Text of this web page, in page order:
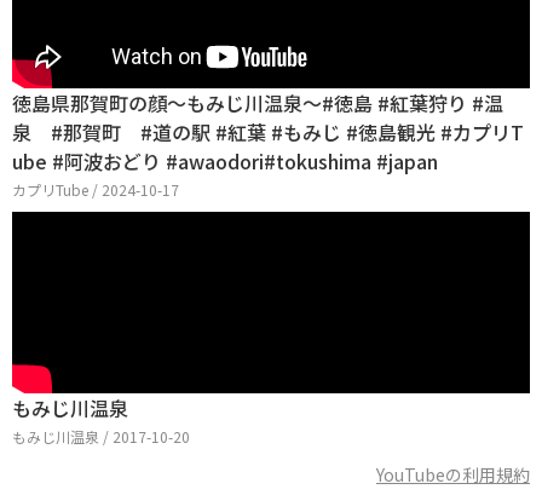
徳島県那賀町の顔～もみじ川温泉～#徳島 #紅葉狩り #温
泉 #那賀町 #道の駅 #紅葉 #もみじ #徳島観光 #カプリT
ube #阿波おどり #awaodori#tokushima #japan
カプリTube / 2024-10-17
もみじ川温泉
もみじ川温泉 / 2017-10-20
YouTubeの利用規約